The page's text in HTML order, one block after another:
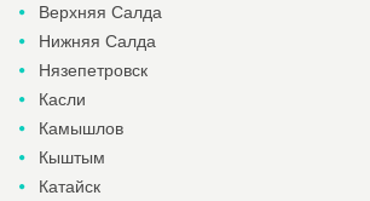
Верхняя Салда
Нижняя Салда
Нязепетровск
Касли
Камышлов
Кыштым
Катайск